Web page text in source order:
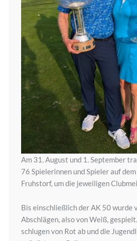
Am 31. August und 1. September
76 Spielerinnen und Spieler auf
Fruhstorf, um die jeweiligen
Bis einschließlich der AK 50 wurde
Abschlägen, also von Weiß,
schlugen von Rot ab und die